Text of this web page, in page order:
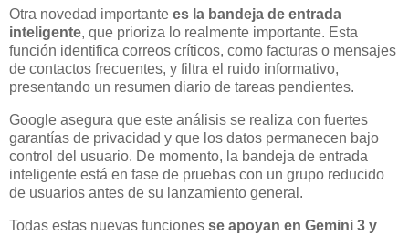
Otra novedad importante es la bandeja de entrada
inteligente, que prioriza lo realmente importante. Esta
función identifica correos críticos, como facturas o mensajes
de contactos frecuentes, y filtra el ruido informativo,
presentando un resumen diario de tareas pendientes.
Google asegura que este análisis se realiza con fuertes
garantías de privacidad y que los datos permanecen bajo
control del usuario. De momento, la bandeja de entrada
inteligente está en fase de pruebas con un grupo reducido
de usuarios antes de su lanzamiento general.
Todas estas nuevas funciones se apoyan en Gemini 3 y